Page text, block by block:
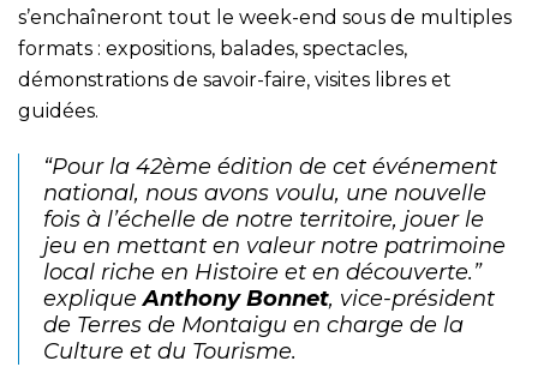
s’enchaîneront tout le week-end sous de multiples
formats : expositions, balades, spectacles,
démonstrations de savoir-faire, visites libres et
guidées.
“Pour la 42ème édition de cet événement
national, nous avons voulu, une nouvelle
fois à l’échelle de notre territoire, jouer le
jeu en mettant en valeur notre patrimoine
local riche en Histoire et en découverte.”
expliqueAnthony Bonnet, vice-président
de Terres de Montaigu en charge de la
Culture et du Tourisme.